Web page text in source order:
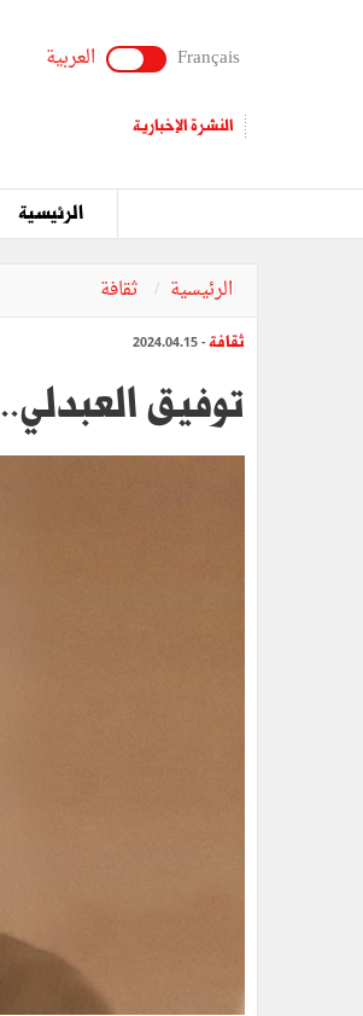
Français العربية
النشرة الإخبارية
الرئيسية
الرئيسية ثقافة
ثقافة- 2024.04.15
توفيق